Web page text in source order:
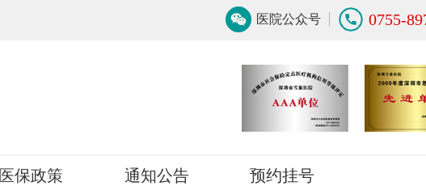
医院公众号 0755-
医保政策 通知公告 预约挂号